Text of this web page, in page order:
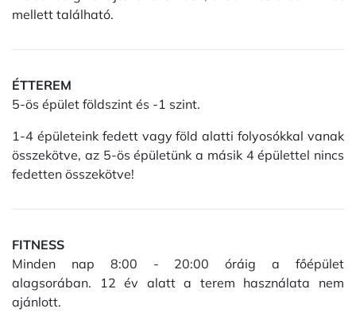
mellett található.
ÉTTEREM
5-ös épület földszint és -1 szint.
1-4 épületeink fedett vagy föld alatti folyosókkal vanak
összekötve, az 5-ös épületünk a másik 4 épülettel nincs
fedetten összekötve!
FITNESS
Minden nap 8:00 - 20:00 óráig a főépület
alagsorában. 12 év alatt a terem használata nem
ajánlott.